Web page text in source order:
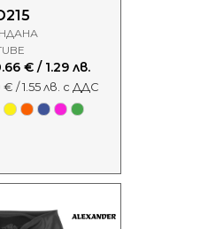
€ / 1.29 лв.
€ / 1.55 лв. с ДДС